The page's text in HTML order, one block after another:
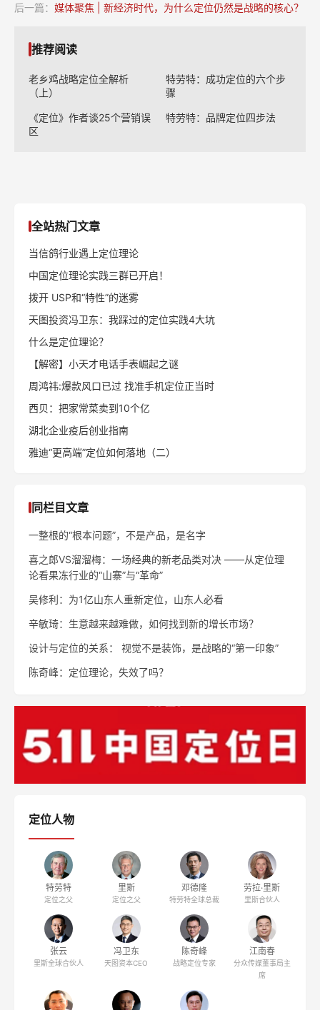
后一篇： 媒体聚焦 | 新经济时代，为什么定位仍然是战略的核心？
推荐阅读
老乡鸡战略定位全解析
（上）
特劳特：成功定位的六个步
骤
《定位》作者谈25个营销误
区
特劳特：品牌定位四步法
全站热门文章
当信鸽行业遇上定位理论
中国定位理论实践三群已开启！
拨开 USP和“特性”的迷雾
天图投资冯卫东：我踩过的定位实践4大坑
什么是定位理论？
【解密】小天才电话手表崛起之谜
周鸿祎:爆款风口已过 找准手机定位正当时
西贝：把家常菜卖到10个亿
湖北企业疫后创业指南
雅迪“更高端”定位如何落地（二）
同栏目文章
一整根的“根本问题”，不是产品，是名字
喜之郎VS溜溜梅：一场经典的新老品类对决 ——从定位理
论看果冻行业的“山寨”与“革命”
吴修利：为1亿山东人重新定位，山东人必看
辛敏琦：生意越来越难做，如何找到新的增长市场？
设计与定位的关系： 视觉不是装饰，是战略的“第一印象”
陈奇峰：定位理论，失效了吗？
定位人物
特劳特
定位之父
里斯
定位之父
邓德隆
特劳特全球总裁
劳拉·里斯
里斯合伙人
张云
里斯全球合伙人
冯卫东
天图资本CEO
陈奇峰
战略定位专家
江南春
分众传媒董事局主
席